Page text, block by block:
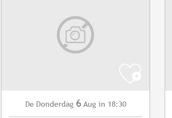
De Donderdag 6 Aug in 18:30